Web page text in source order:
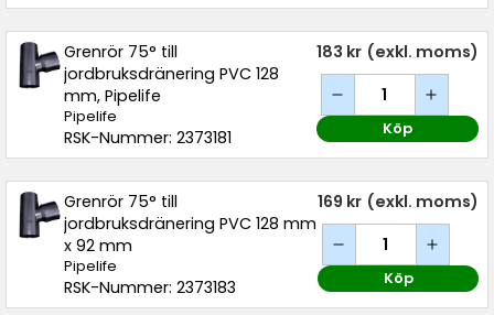
Grenrör 75° till
jordbruksdränering PVC 128
mm, Pipelife
Pipelife
RSK-Nummer: 2373181
183 kr (exkl. moms)
Köp
Grenrör 75° till
jordbruksdränering PVC 128 mm
x 92 mm
Pipelife
RSK-Nummer: 2373183
169 kr (exkl. moms)
Köp